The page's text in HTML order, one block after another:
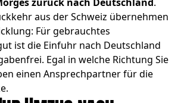
aus der Schweiz übernehmen
Für gebrauchtes
ist die Einfuhr nach Deutschland
Egal in welche Richtung Sie
einen Ansprechpartner für die